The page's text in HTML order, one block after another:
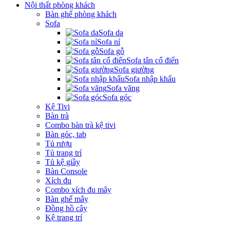
Nội thất phòng khách
Bàn ghế phòng khách
Sofa
Sofa da
Sofa nỉ
Sofa gỗ
Sofa tân cổ điển
Sofa giường
Sofa nhập khẩu
Sofa văng
Sofa góc
Kệ Tivi
Bàn trà
Combo bàn trà kệ tivi
Bàn góc, tab
Tủ rượu
Tủ trang trí
Tủ kệ giầy
Bàn Console
Xích đu
Combo xích đu mây
Bàn ghế mây
Đồng hồ cây
Kệ trang trí